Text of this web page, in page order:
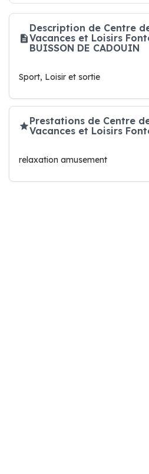
Description de Centre
Vacances et Loisirs
BUISSON DE CADOUIN
Sport, Loisir et sortie
Prestations de Centre
Vacances et Loisirs
relaxation amusement